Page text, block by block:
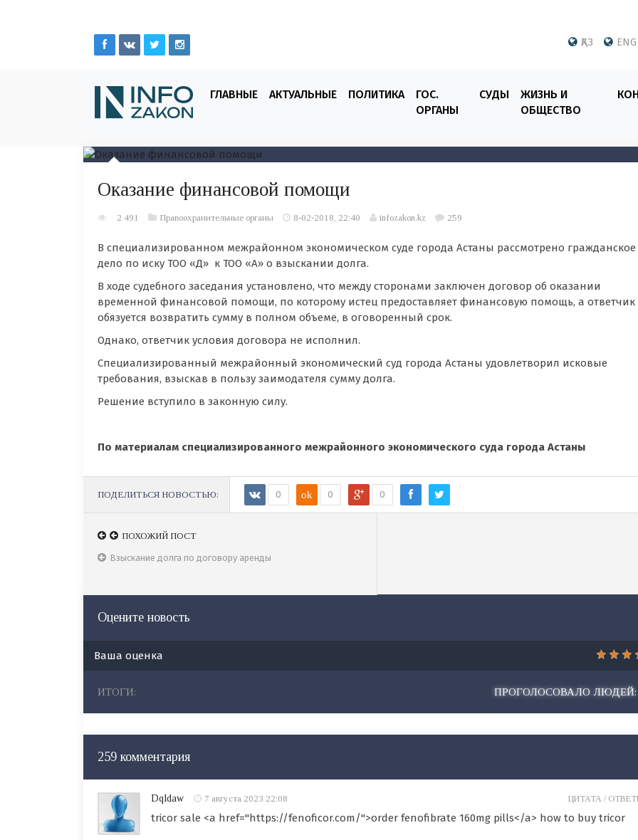
ҚАЗ ENG
ГЛАВНЫЕ АКТУАЛЬНЫЕ ПОЛИТИКА
ГОС.
ОРГАНЫ
СУДЫ
ЖИЗНЬ И
ОБЩЕСТВО
Оказание финансовой помощи
2 491 Правоохранительные органы 8-02-2018, 22:40 infozakon.kz 259
В специализированном межрайонном экономическом суде города Астаны рассмотрено гражданское
дело по иску ТОО «Д» к ТОО «A» о взыскании долга.
В ходе судебного заседания установлено, что между сторонами заключен договор об оказании
временной финансовой помощи, по которому истец предоставляет финансовую помощь, а ответчик
обязуется возвратить сумму в полном объеме, в оговоренный срок.
Однако, ответчик условия договора не исполнил.
Специализированный межрайонный экономический суд города Астаны удовлетворил исковые
требования, взыскав в пользу заимодателя сумму долга.
Решение вступило в законную силу.
По материалам специализированного межрайонного экономического суда города Астаны
ПОДЕЛИТЬСЯ НОВОСТЬЮ: 0 ok 0 0
ПОХОЖИЙ ПОСТ
Взыскание долга по договору аренды
Оцените новость
Ваша оценка
ИТОГИ: ПРОГОЛОСОВАЛО ЛЮДЕЙ:
259 комментария
Dqldaw 7 августа 2023 22:08
tricor sale <a href="https://fenoficor.com/">order fenofibrate 160mg pills</a> how to buy tricor
ЦИТАТА /